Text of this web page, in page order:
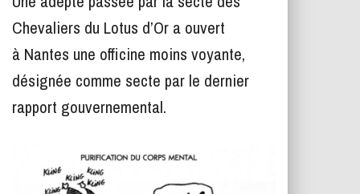
Chevaliers du Lotus d’Or a ouvert
à Nantes une officine moins voyante,
désignée comme secte par le dernier
rapport gouvernemental.